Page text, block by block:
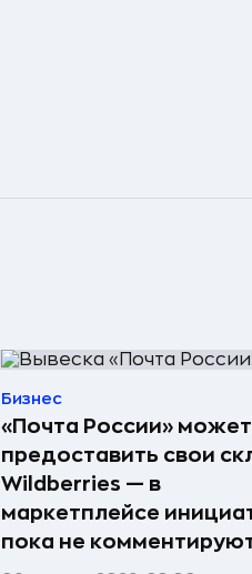
Бизнес
«Почта России» может
предоставить свои
Wildberries — в
маркетплейсе
пока не